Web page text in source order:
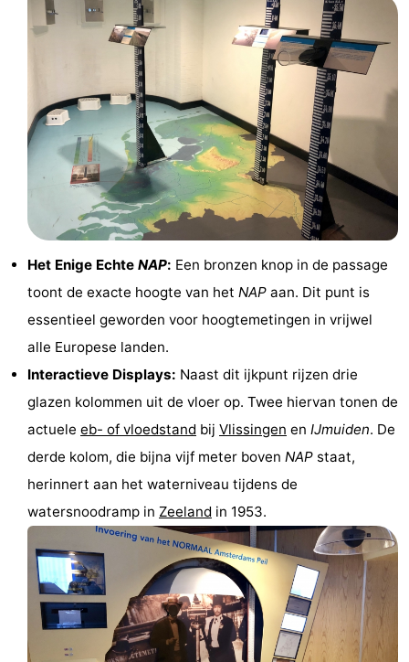
Amsterdamse
Spaarnwoude
Last
Attracties
Zien
doen
Bezienswaardigheden
Musea
-
Monumenten
Kerken
Uitkijkpunten
Attracties
Rondvaarten
Experiences
Dorpen
Steden
Rondleidingen
Sporten
Het Enige Echte NAP: Een bronzen knop in de passage
toont de exacte hoogte van het NAP aan. Dit punt is
essentieel geworden voor hoogtemetingen in vrijwel
alle Europese landen.
Interactieve Displays: Naast dit ijkpunt rijzen drie
glazen kolommen uit de vloer op. Twee hiervan tonen de
actuele eb- of vloedstand bij Vlissingen en IJmuiden. De
derde kolom, die bijna vijf meter boven NAP staat,
herinnert aan het waterniveau tijdens de
watersnoodramp in Zeeland in 1953.